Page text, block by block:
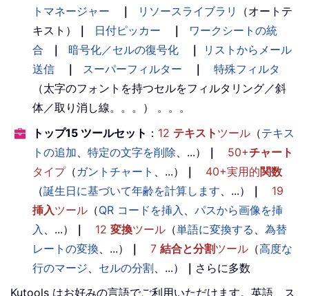
トマネージャー
｜ リソースライブラリ
（オートテ
キスト）
｜ 日付ピッカー ｜
ワークシートの統
合
｜ 暗号化／セルの復号化 ｜
リストからメール
送信
｜ スーパーフィルター ｜
特殊フィルタ
（太字のフォントを持つセルをフィルタリング／斜
体／取り消し線。。。） 。。。
トップ15 ツールセット ： 12 テキスト ツール （テキス
トの追加
特定の文字を削除 、...） ｜ 50+チャート
タイプ（ ガントチャート 、...） ｜ 40+実用的関数
（誕生日に基づいて年齢を計算します 、...） ｜
19
挿入ツール （QR コードを挿入
パスから画像を挿
入
、...） ｜ 12 変換ツール （単語に変換する
為替
レートの変換 、...） ｜ 7 結合と分割ツール （高度な
行のマージ
セルの分割 、...） ｜ さらに多数
Kutools はお好みの言語でご利用いただけます。英語、ス